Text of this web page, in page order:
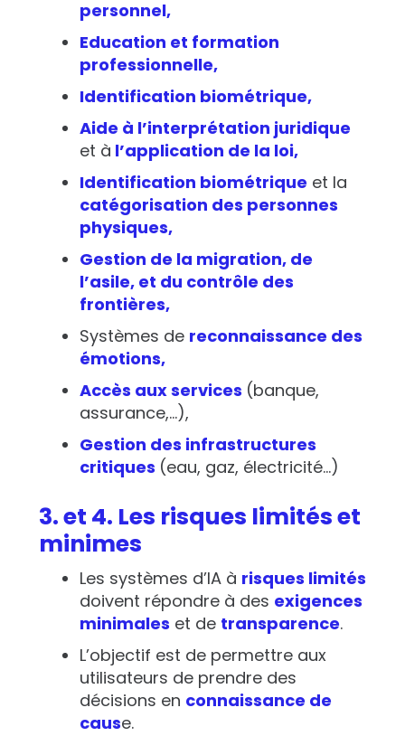
personnel,
Education et formation
professionnelle,
Identification biométrique,
Aide à l’interprétation juridique
et à l’application de la loi,
Identification biométrique et la
catégorisation des personnes
physiques,
Gestion de la migration, de
l’asile, et du contrôle des
frontières,
Systèmes de reconnaissance des
émotions,
Accès aux services (banque,
assurance,…),
Gestion des infrastructures
critiques (eau, gaz, électricité…)
3. et 4. Les risques limités et
minimes
Les systèmes d’IA à risques limités
doivent répondre à des exigences
minimales et de transparence.
L’objectif est de permettre aux
utilisateurs de prendre des
décisions en connaissance de
cause.